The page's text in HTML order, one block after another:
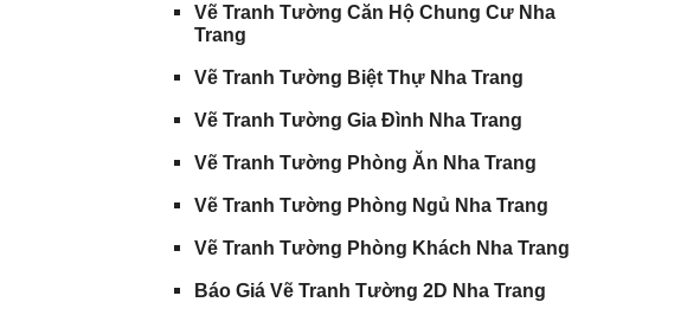
Vẽ Tranh Tường Căn Hộ Chung Cư Nha
Trang
Vẽ Tranh Tường Biệt Thự Nha Trang
Vẽ Tranh Tường Gia Đình Nha Trang
Vẽ Tranh Tường Phòng Ăn Nha Trang
Vẽ Tranh Tường Phòng Ngủ Nha Trang
Vẽ Tranh Tường Phòng Khách Nha Trang
Báo Giá Vẽ Tranh Tường 2D Nha Trang